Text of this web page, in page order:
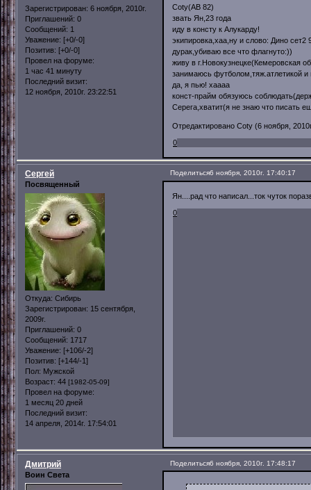
Зарегистрирован: 6 ноября, 2010г.
Приглашений: 0
Сообщений: 1
Уважение: [+0/-0]
Позитив: [+0/-0]
Провел на форуме:
1 час 41 минуту
Последний визит:
12 ноября, 2010г. 23:22:51
Coty(АВ 82)
звать Ян,23 года
иду в консту к Алукарду!
экипировка,хаа,ну и слово: Дино
дурак,убиваю все что флагнуто:))
живу в г.Новокузнецке(Кемеровская
занимаюсь футболом,тяж.атлетикой
да, я пью! хаааа
конст-прайм обязуюсь
Серега,хватит(я не знаю что писать
Отредактировано Coty (6 ноября,
0
Поделиться6 ноября, 2010г. 17:40:17
Сергей
Посвященный
Откуда: Сибирь
Зарегистрирован: 15 сентября,
2009г.
Приглашений: 0
Сообщений: 1717
Уважение: [+106/-2]
Позитив: [+144/-1]
Пол: Мужской
Возраст: 44 [1982-05-09]
Провел на форуме:
1 месяц 20 дней
Последний визит:
14 апреля, 2014г. 17:54:01
Ян....рад что написал...ток чуток
0
Поделиться6 ноября, 2010г. 17:48:17
Дмитрий
Воин Света